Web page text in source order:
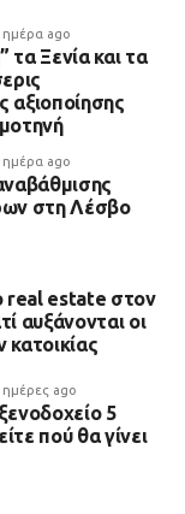
ημέρα ago
Ξενία και τα
αξιοποίησης
ημέρα ago
στη Λέσβο
real estate στον
αυξάνονται οι
ημέρες ago
5
πού θα γίνει